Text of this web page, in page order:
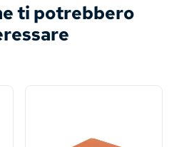
ti potrebbero